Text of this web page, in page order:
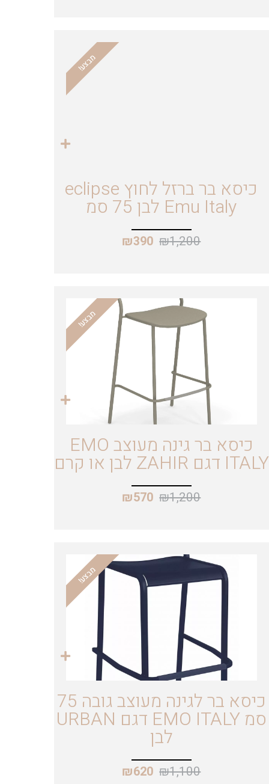
מבצע!
כיסא בר ברזל לחוץ eclipse
Emu Italy לבן 75 סמ
₪1,200
₪390
מבצע!
כיסא בר גינה מעוצב EMO
ITALY דגם ZAHIR לבן או קרם
₪1,200
₪570
מבצע!
כיסא בר לגינה מעוצב גובה 75
סמ EMO ITALY דגם URBAN
לבן
₪1,100
₪620